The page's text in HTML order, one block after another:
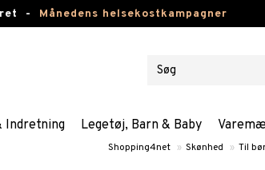
- Månedens helsekostkampagner
Indretning Legetøj, Barn & Baby
Shopping4net » Skønhed » Til